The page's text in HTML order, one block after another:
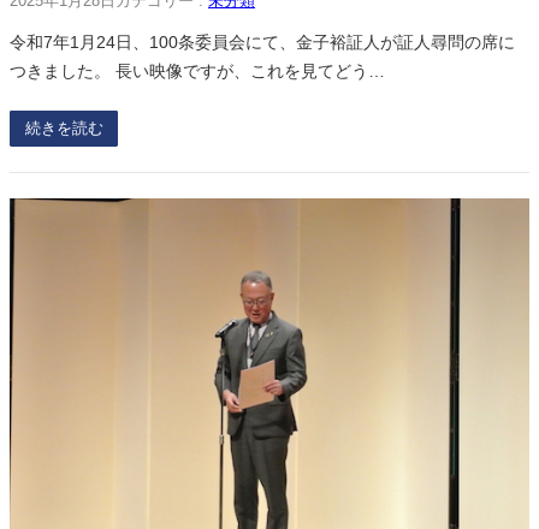
令和7年1月24日、100条委員会にて、金子裕証人が証人尋問の席に
つきました。 長い映像ですが、これを見てどう…
続きを読む